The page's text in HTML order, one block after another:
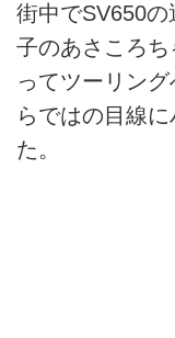
街中でSV650
子のあさころ
ってツーリン
らではの目線
た。